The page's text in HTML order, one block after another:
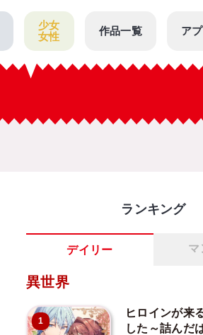
少女
女性
作品一覧 ア
ランキング
デイリー マ
異世界
1
ヒロインが来
した～詰んだ